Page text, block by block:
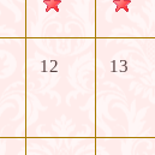
12 13